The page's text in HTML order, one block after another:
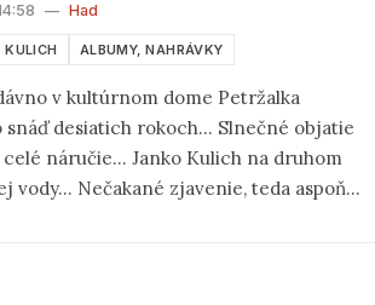
— Had
ALBUMY, NAHRÁVKY
v kultúrnom dome Petržalka
snáď desiatich rokoch… Slnečné objatie
náručie… Janko Kulich na druhom
vody… Nečakané zjavenie, teda aspoň